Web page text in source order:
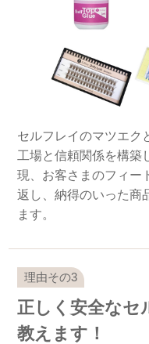
セルフレイのマツエク
工場と信頼関係を構築
現、お客さまのフィー
返し、納得のいった商
ます。
正しく安全なセ
教えます！